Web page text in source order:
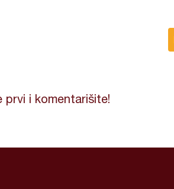
prvi i komentarišite!